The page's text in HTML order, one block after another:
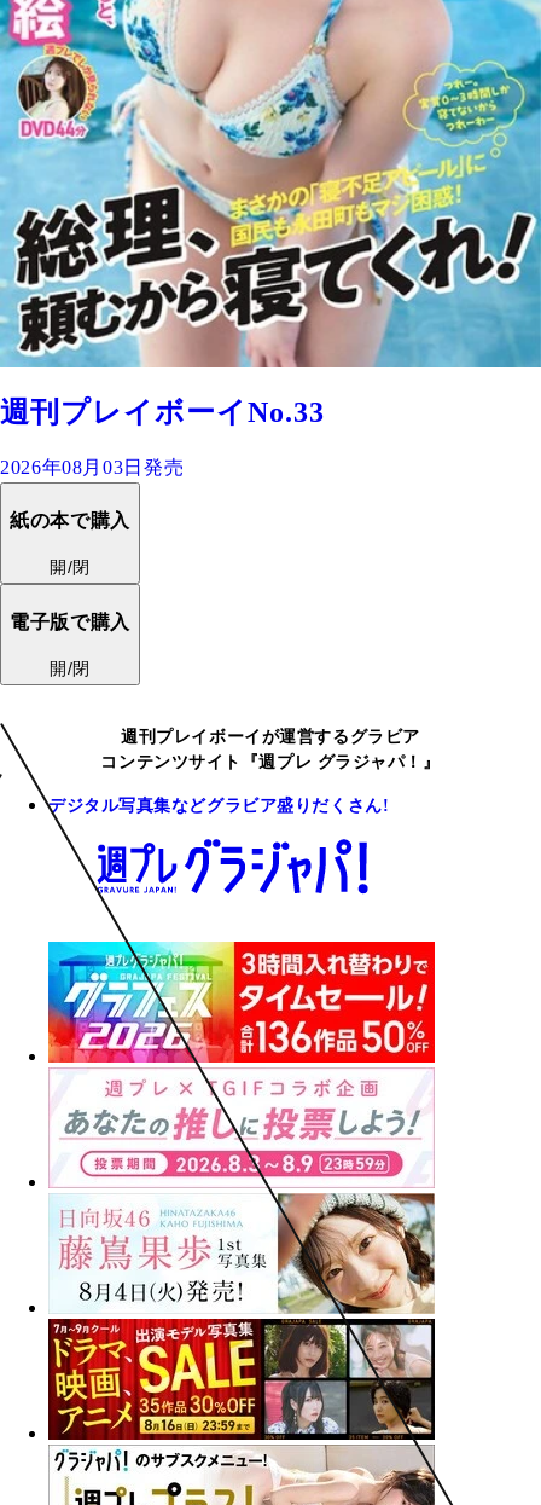
週刊プレイボーイNo.33
2026年08月03日発売
紙の本で購入
開/閉
電子版で購入
開/閉
週刊プレイボーイが運営するグラビア
コンテンツサイト『週プレ グラジャパ！』
デジタル写真集などグラビア盛りだくさん!